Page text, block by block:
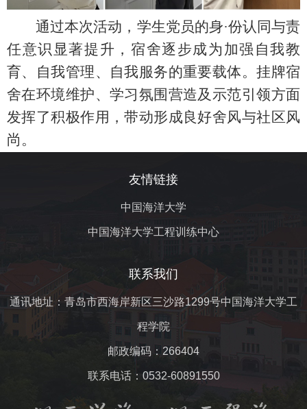
通过本次活动，学生党员的身·份认同与责
任意识显著提升，宿舍逐步成为加强自我教
育、自我管理、自我服务的重要载体。挂牌宿
舍在环境维护、学习氛围营造及示范引领方面
发挥了积极作用，带动形成良好舍风与社区风
尚。
友情链接
中国海洋大学
中国海洋大学工程训练中心
联系我们
通讯地址：青岛市西海岸新区三沙路1299号中国海洋大学工
程学院
邮政编码：266404
联系电话：0532-60891550